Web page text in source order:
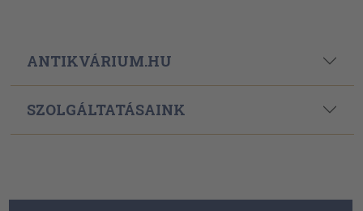
ANTIKVÁRIUM.HU
SZOLGÁLTATÁSAINK